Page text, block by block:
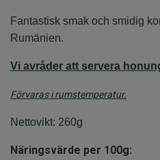
Fantastisk smak och smidig
Rumänien.
Vi avråder att servera
Förvaras i rumstemperatur.
Nettovikt: 260g
Näringsvärde per 100g: